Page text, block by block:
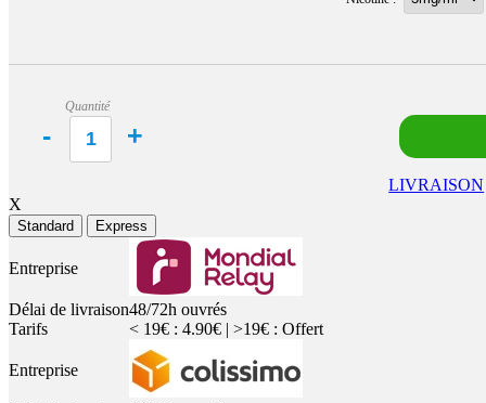
Quantité
LIVRAISON
X
Standard Express
Entreprise
Délai de livraison48/72h ouvrés
Tarifs
< 19€ : 4.90€ | >19€ : Offert
Entreprise